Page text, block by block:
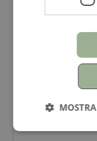
PALUMBO &
Oro bianco e
Prezzo su